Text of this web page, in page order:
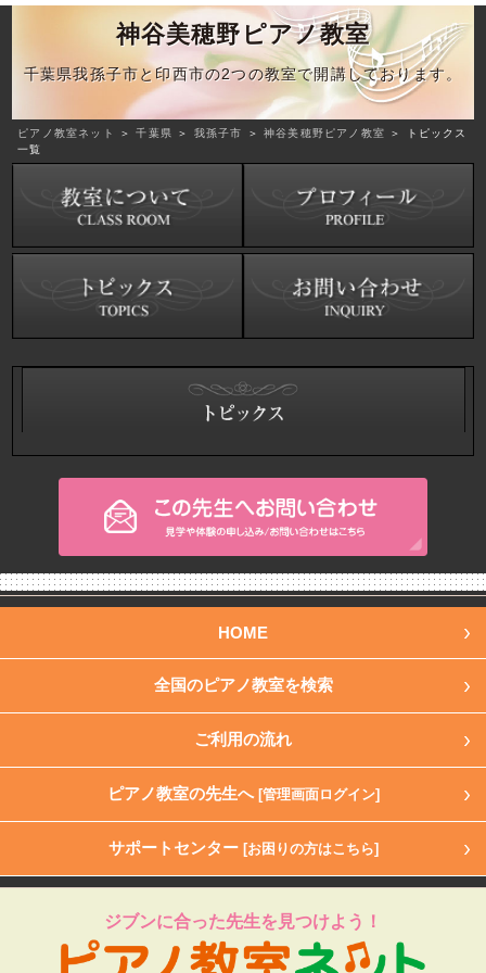
神谷美穂野ピアノ教室
千葉県我孫子市と印西市の2つの教室で開講しております。
ピアノ教室ネット ＞千葉県 ＞ 我孫子市 ＞神谷美穂野ピアノ教室 ＞ トピックス
一覧
HOME
全国のピアノ教室を検索
ご利用の流れ
ピアノ教室の先生へ [管理画面ログイン]
サポートセンター [お困りの方はこちら]
ジブンに合った先生を見つけよう！